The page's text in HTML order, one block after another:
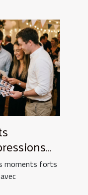
moments forts